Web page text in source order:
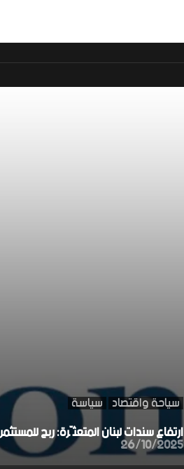
سياحة واقتصاد سياسة
ارتفاع سندات لبنان المتعثّرة: ربح
26/10/2025